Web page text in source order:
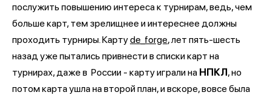
послужить повышению интереса к турнирам, ведь, чем
больше карт, тем зрелищнее и интереснее должны
проходить турниры. Картуde_forge, лет пять-шесть
назад уже пытались привнести в списки карт на
турнирах, даже в России - карту играли на НПКЛ, но
потом карта ушла на второй план, и вскоре, вовсе была